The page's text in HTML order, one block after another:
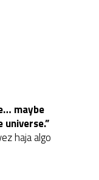
maybe
haja algo